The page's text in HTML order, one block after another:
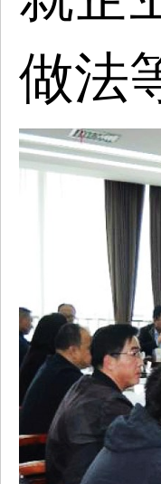
做法